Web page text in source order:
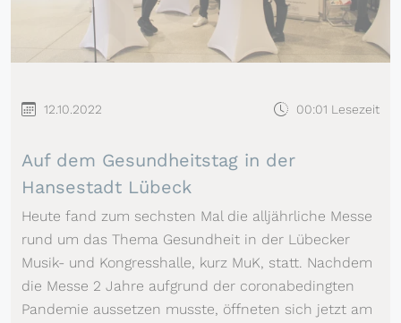
12.10.2022 00:01 Lesezeit
Auf dem Gesundheitstag in der
Hansestadt Lübeck
Heute fand zum sechsten Mal die alljährliche Messe
rund um das Thema Gesundheit in der Lübecker
Musik- und Kongresshalle, kurz MuK, statt. Nachdem
die Messe 2 Jahre aufgrund der coronabedingten
Pandemie aussetzen musste, öffneten sich jetzt am